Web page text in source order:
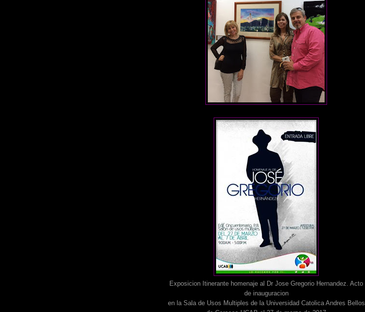
Exposicion Itinerante homenaje al Dr Jose Gregorio Hernandez. Acto
de inauguracion
en la Sala de Usos Multiples de la Universidad Catolica Andres Bellos